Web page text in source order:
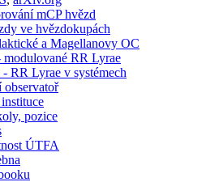
mCP hvězd
ve hvězdokupách
a Magellanovy OC
RR Lyrae
RR Lyrae v systémech
observatoř
pozice
ÚTFA